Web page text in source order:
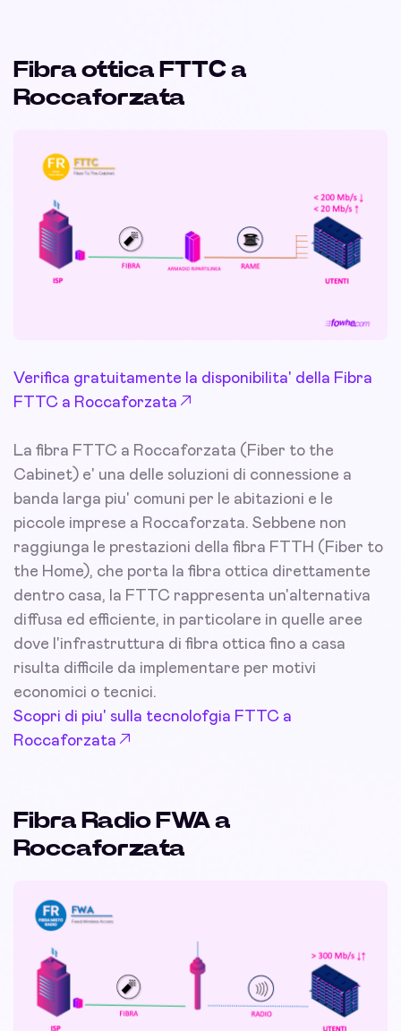
Fibra ottica FTTC a
Roccaforzata
Verifica gratuitamente la disponibilita' della Fibra
FTTC a Roccaforzata
La fibra FTTC a Roccaforzata (Fiber to the
Cabinet) e' una delle soluzioni di connessione a
banda larga piu' comuni per le abitazioni e le
piccole imprese a Roccaforzata. Sebbene non
raggiunga le prestazioni della fibra FTTH (Fiber to
the Home), che porta la fibra ottica direttamente
dentro casa, la FTTC rappresenta un'alternativa
diffusa ed efficiente, in particolare in quelle aree
dove l'infrastruttura di fibra ottica fino a casa
risulta difficile da implementare per motivi
economici o tecnici.
Scopri di piu' sulla tecnolofgia FTTC a
Roccaforzata
Fibra Radio FWA a
Roccaforzata